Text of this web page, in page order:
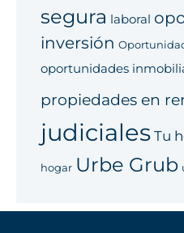
segura laboral
inversión
oportunidades
propiedades en
judicialesTu
hogar Urbe Grub